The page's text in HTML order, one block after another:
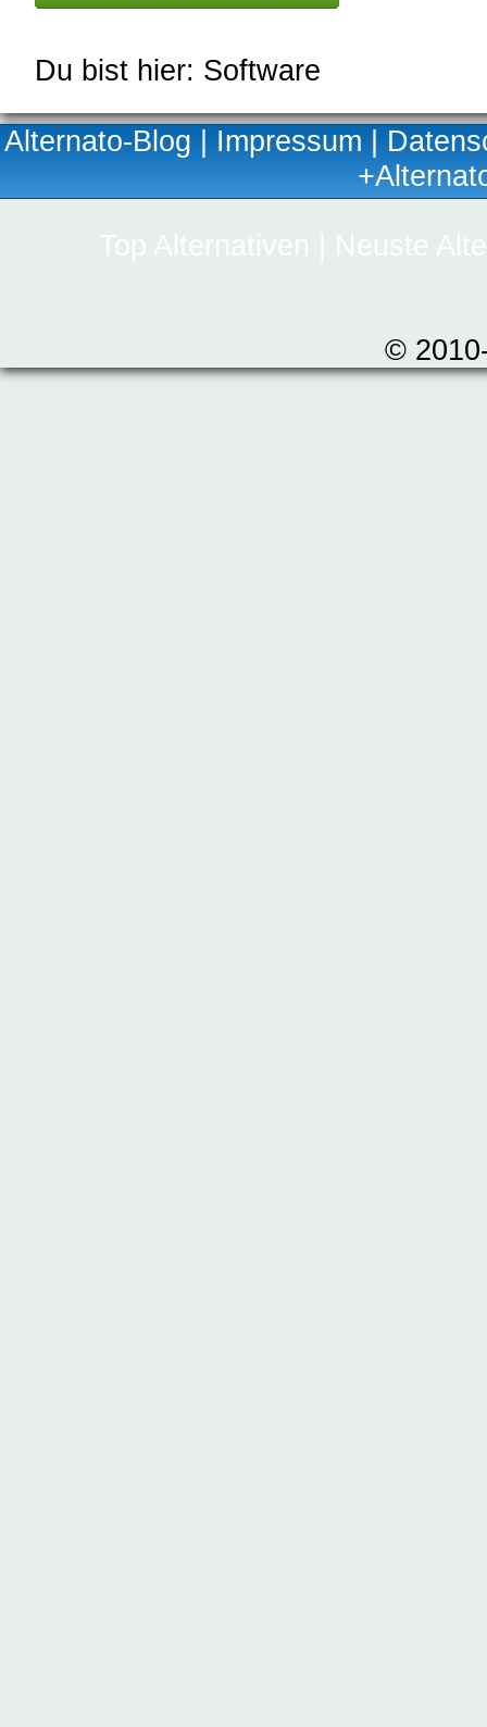
Du bist hier: Software
Alternato-Blog | Impressum |
©